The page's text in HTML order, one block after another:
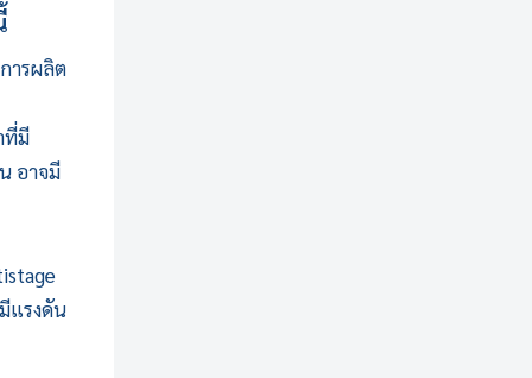
ารผลิต
ที่มี
อาจมี
แรงดัน